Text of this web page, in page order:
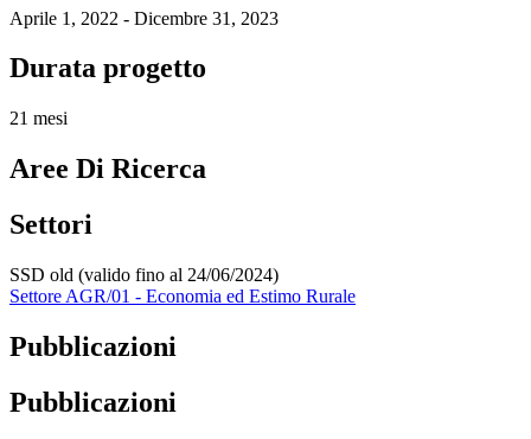
Aprile 1, 2022 - Dicembre 31, 2023
Durata progetto
21 mesi
Aree Di Ricerca
Settori
SSD old (valido fino al 24/06/2024)
Settore AGR/01 - Economia ed Estimo Rurale
Pubblicazioni
Pubblicazioni